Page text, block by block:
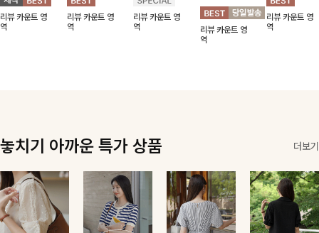
한 핏은 물론, 쾌
적함도 챙겨드려
요 :)
리뷰 카운트 영
역
디자인으로 더운
날에도 편안하게
착용 가능한 반
리뷰 카운트 영
역
볍게 걸쳐주기만
해도 멋스럽게
스타일링돼요
리뷰 카운트 영
역
멋!스탠다드한
핏이 멋스러운,
쾌적하면서 세련
된 무드의 썸머
리뷰 카운트 영
역
깔끔하고 세련된
무드가 느껴져요
🩶 가볍고 시원
리뷰 카운트 영
역
놓치기 아까운 특가 상품 더보기